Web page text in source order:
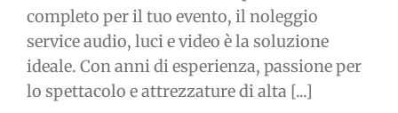
completo per il tuo evento, il noleggio
service audio, luci e video è la soluzione
ideale. Con anni di esperienza, passione per
lo spettacolo e attrezzature di alta [...]